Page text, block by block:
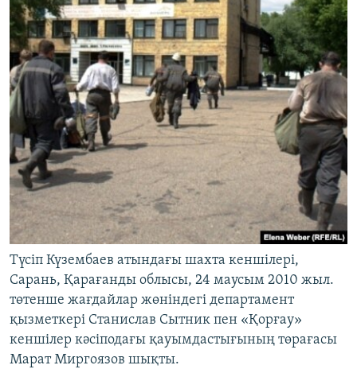
Түсіп Күзембаев атындағы шахта кеншілері,
Сарань, Қарағанды облысы, 24 маусым 2010 жыл.
төтенше жағдайлар жөніндегі департамент
қызметкері Станислав Сытник пен «Қорғау»
кеншілер кәсіподағы қауымдастығының төрағасы
Марат Миргоязов шықты.